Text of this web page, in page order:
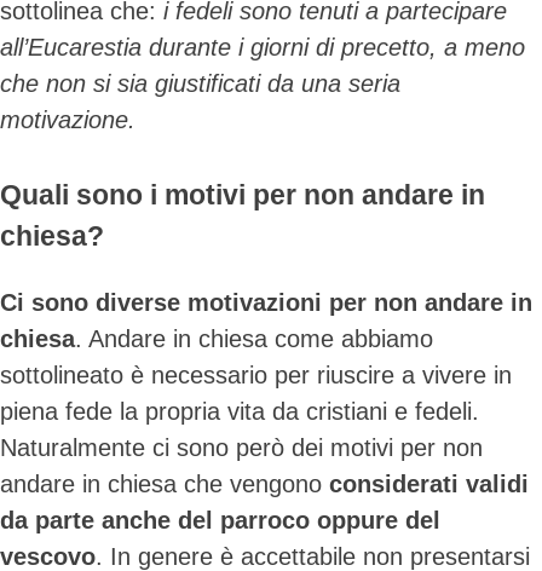
to
content
sottolinea che: i fedeli sono tenuti a partecipare
all’Eucarestia durante i giorni di precetto, a meno
che non si sia giustificati da una seria
motivazione.
Quali sono i motivi per non andare in
chiesa?
Ci sono diverse motivazioni per non andare in
chiesa. Andare in chiesa come abbiamo
sottolineato è necessario per riuscire a vivere in
piena fede la propria vita da cristiani e fedeli.
Naturalmente ci sono però dei motivi per non
andare in chiesa che vengono considerati validi
da parte anche del parroco oppure del
vescovo. In genere è accettabile non presentarsi